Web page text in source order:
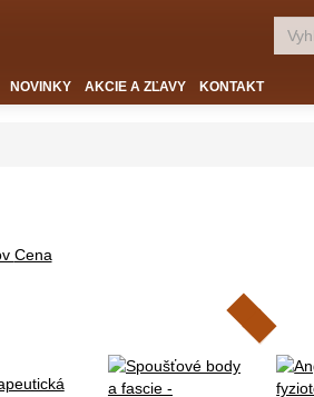
NOVINKY AKCIE A ZĽAVY KONTAKT
Cena